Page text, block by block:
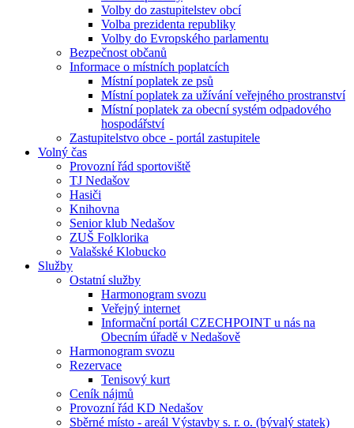
Volby do zastupitelstev obcí
Volba prezidenta republiky
Volby do Evropského parlamentu
Bezpečnost občanů
Informace o místních poplatcích
Místní poplatek ze psů
Místní poplatek za užívání veřejného prostranství
Místní poplatek za obecní systém odpadového
hospodářství
Zastupitelstvo obce - portál zastupitele
Volný čas
Provozní řád sportoviště
TJ Nedašov
Hasiči
Knihovna
Senior klub Nedašov
ZUŠ Folklorika
Valašské Klobucko
Služby
Ostatní služby
Harmonogram svozu
Veřejný internet
Informační portál CZECHPOINT u nás na
Obecním úřadě v Nedašově
Harmonogram svozu
Rezervace
Tenisový kurt
Ceník nájmů
Provozní řád KD Nedašov
Sběrné místo - areál Výstavby s. r. o. (bývalý statek)